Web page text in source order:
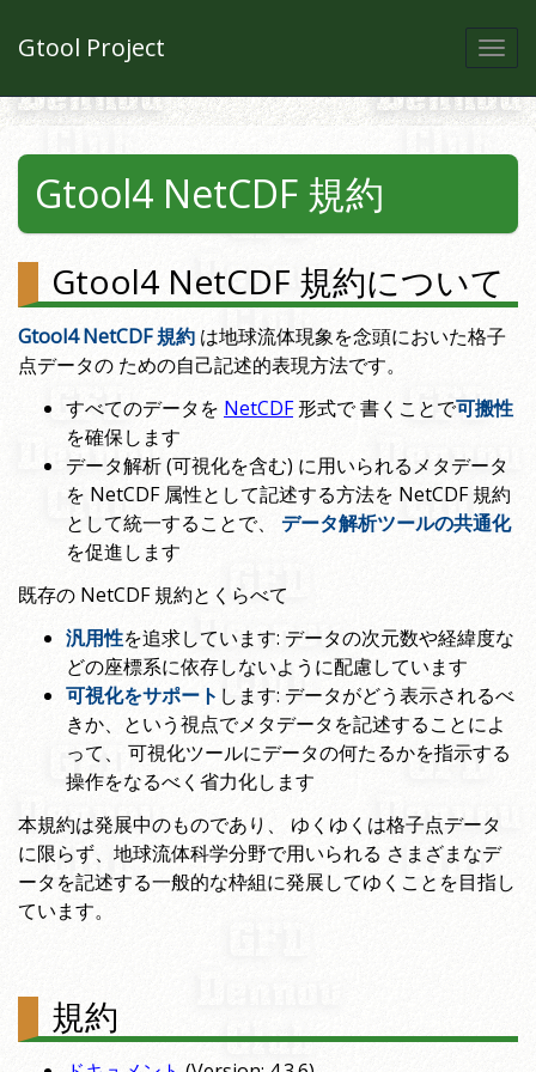
Gtool Project
Gtool4 NetCDF 規約
Gtool4 NetCDF 規約について
Gtool4 NetCDF 規約 は地球流体現象を念頭においた格子
点データの ための自己記述的表現方法です。
すべてのデータを NetCDF形式で 書くことで可搬性
を確保します
データ解析 (可視化を含む) に用いられるメタデータ
を NetCDF 属性として記述する方法を NetCDF 規約
として統一することで、 データ解析ツールの共通化
を促進します
既存の NetCDF 規約とくらべて
汎用性を追求しています: データの次元数や経緯度な
どの座標系に依存しないように配慮しています
可視化をサポート します: データがどう表示されるべ
きか、という視点でメタデータを記述することによ
って、 可視化ツールにデータの何たるかを指示する
操作をなるべく省力化します
本規約は発展中のものであり、 ゆくゆくは格子点データ
に限らず、地球流体科学分野で用いられる さまざまなデ
ータを記述する一般的な枠組に発展してゆくことを目指し
ています。
規約